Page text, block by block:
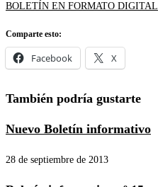
BOLETÍN EN FORMATO DIGITAL
Comparte esto:
Facebook X
También podría gustarte
Nuevo Boletín informativo
28 de septiembre de 2013